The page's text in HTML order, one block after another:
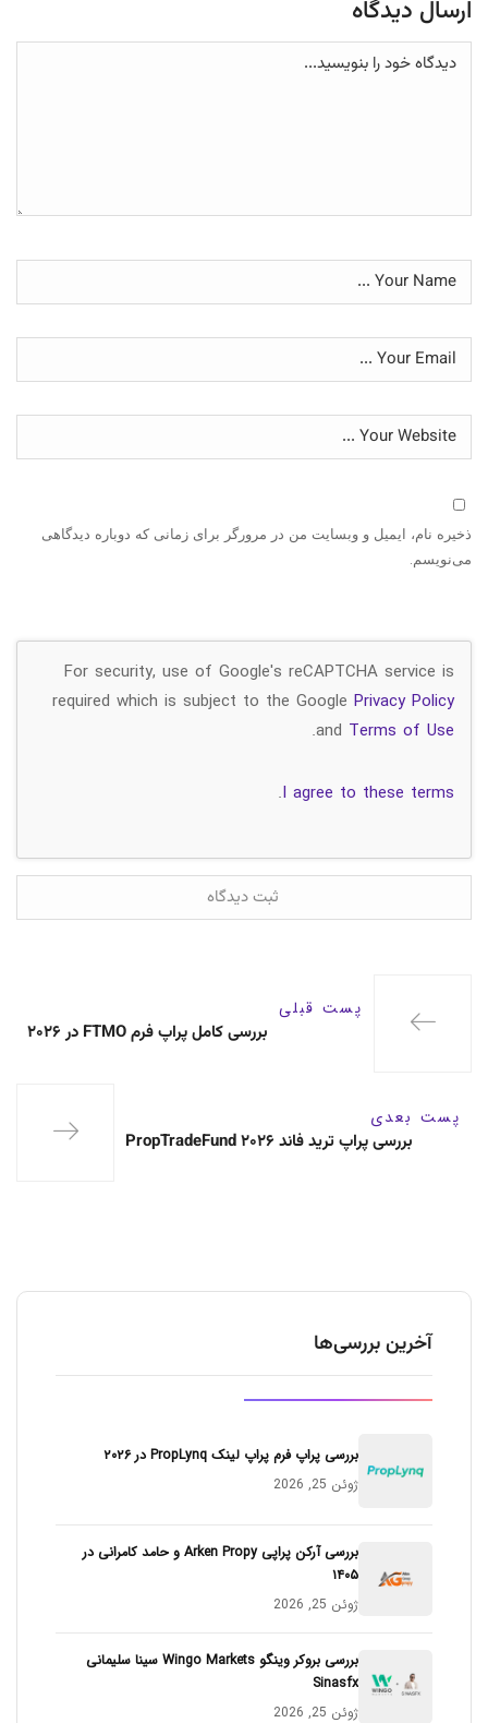
ارسال دیدگاه
ذخیره نام، ایمیل و وبسایت من در مرورگر برای زمانی که دوباره دیدگاهی
می‌نویسم.
For security, use of Google's reCAPTCHA service is
required which is subject to the Google Privacy Policy
and Terms of Use
.
I agree to these terms
.
پست قبلی
بررسی کامل پراپ فرم FTMO در ۲۰۲۶
پست بعدی
بررسی پراپ ترید فاند PropTradeFund ۲۰۲۶
آخرین بررسی‌ها
بررسی پراپ فرم پراپ لینک PropLynq در ۲۰۲۶
ژوئن 25, 2026
بررسی آرکن پراپی Arken Propy و حامد کامرانی در
۱۴۰۵
ژوئن 25, 2026
بررسی بروکر وینگو Wingo Markets سینا سلیمانی
Sinasfx
ژوئن 25, 2026